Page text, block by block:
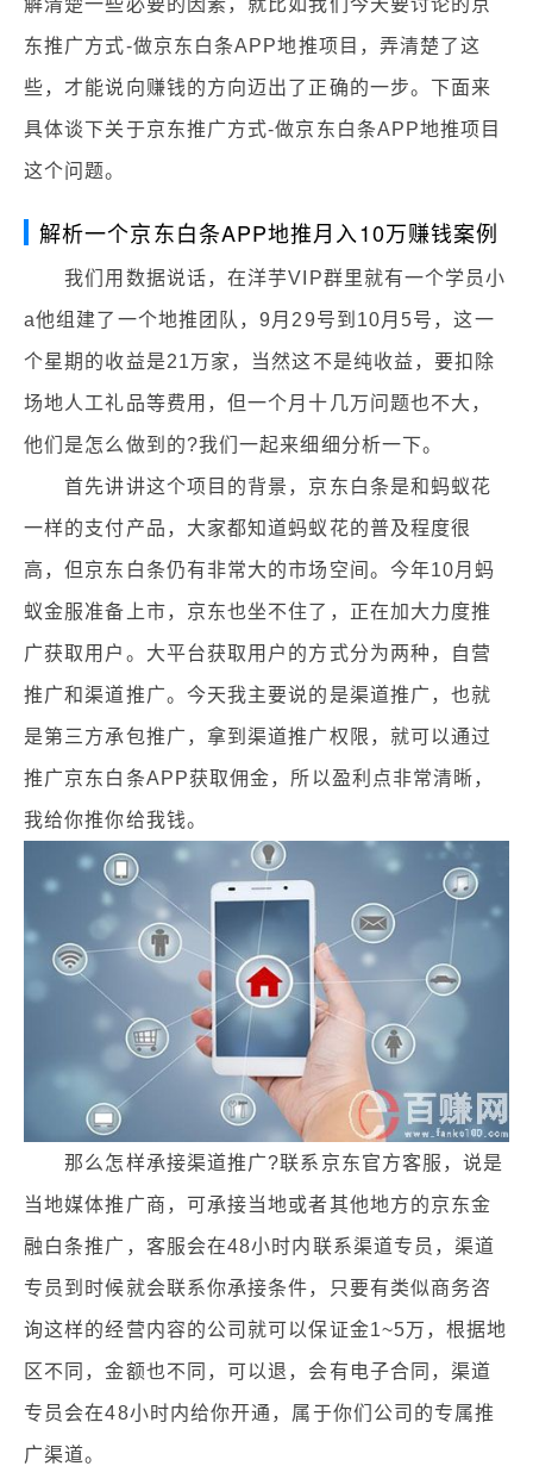
解清楚一些必要的因素，就比如我们今天要讨论的京
东推广方式-做京东白条APP地推项目，弄清楚了这
些，才能说向赚钱的方向迈出了正确的一步。下面来
具体谈下关于京东推广方式-做京东白条APP地推项目
这个问题。
解析一个京东白条APP地推月入10万赚钱案例
我们用数据说话，在洋芋VIP群里就有一个学员小
a他组建了一个地推团队，9月29号到10月5号，这一
个星期的收益是21万家，当然这不是纯收益，要扣除
场地人工礼品等费用，但一个月十几万问题也不大，
他们是怎么做到的?我们一起来细细分析一下。
首先讲讲这个项目的背景，京东白条是和蚂蚁花
一样的支付产品，大家都知道蚂蚁花的普及程度很
高，但京东白条仍有非常大的市场空间。今年10月蚂
蚁金服准备上市，京东也坐不住了，正在加大力度推
广获取用户。大平台获取用户的方式分为两种，自营
推广和渠道推广。今天我主要说的是渠道推广，也就
是第三方承包推广，拿到渠道推广权限，就可以通过
推广京东白条APP获取佣金，所以盈利点非常清晰，
我给你推你给我钱。
那么怎样承接渠道推广?联系京东官方客服，说是
当地媒体推广商，可承接当地或者其他地方的京东金
融白条推广，客服会在48小时内联系渠道专员，渠道
专员到时候就会联系你承接条件，只要有类似商务咨
询这样的经营内容的公司就可以保证金1~5万，根据地
区不同，金额也不同，可以退，会有电子合同，渠道
专员会在48小时内给你开通，属于你们公司的专属推
广渠道。